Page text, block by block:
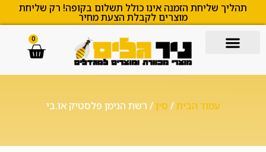
תהליך שליחת הזמנה אינו כולל תשלום בקופה! רק שליחת
מוצרים לקבלת הצעת מחיר
0
עמוד הבית/ סין/ רשת הנימן פלסטיק או.בי